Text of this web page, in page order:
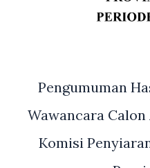
Pengumuman
Wawancara
Komisi